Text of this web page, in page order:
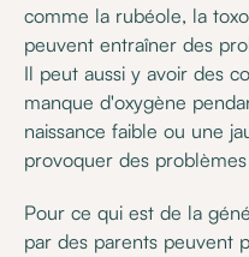
comme la rubéole, la
peuvent entraîner des
Il peut aussi y avoir des
manque d'oxygène
naissance faible ou une
provoquer des
Pour ce qui est de la
par des parents peuvent